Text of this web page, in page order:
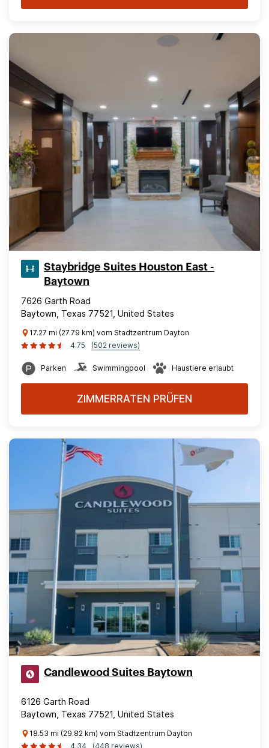
Staybridge Suites Houston East -
Baytown
7626 Garth Road
Baytown, Texas 77521, United States
17.27 mi (27.79 km) vom Stadtzentrum Dayton
4.75
(502 reviews)
Parken Swimmingpool Haustiere erlaubt
ZIMMERRATEN PRÜFEN
Candlewood Suites Baytown
6126 Garth Road
Baytown, Texas 77521, United States
18.53 mi (29.82 km) vom Stadtzentrum Dayton
4.34
(448 reviews)